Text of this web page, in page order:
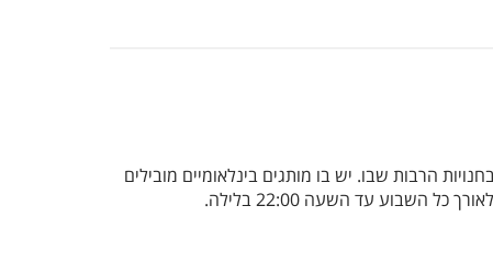
שעות מהנות בחנויות הרבות שבו. יש בו מותגים בינלאומיים מובילים